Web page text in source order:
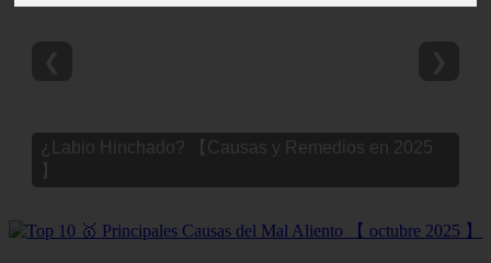
¿Labio Hinchado? 【Causas y Remedios en 2025
】